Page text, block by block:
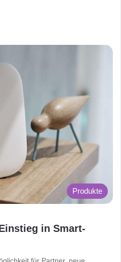
Produkte
in Smart-